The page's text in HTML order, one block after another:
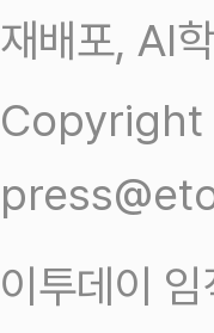
재배포, AI
Copyright
이투데이